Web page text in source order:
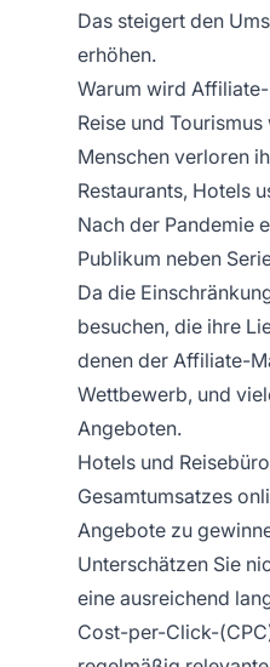
Das steigert den
erhöhen.
Warum wird
Reise und
Menschen verloren
Restaurants, Hotels
Nach der Pandemie
Publikum neben
Da die
besuchen, die ihre
denen der Affiliate-
Wettbewerb, und
Angeboten.
Hotels und
Gesamtumsatzes
Angebote zu
Unterschätzen Sie
eine ausreichend
Cost-per-Click-